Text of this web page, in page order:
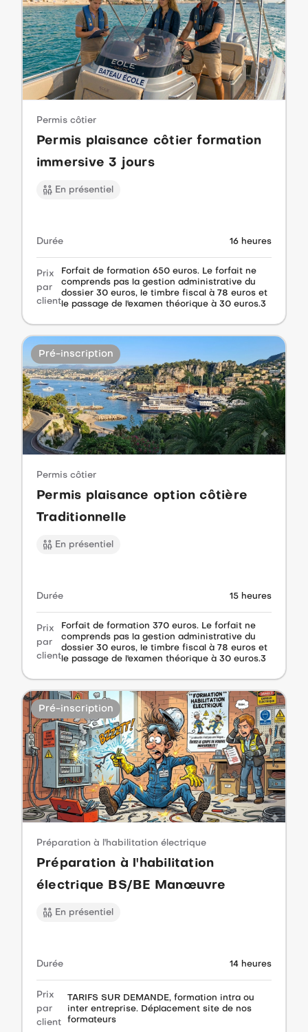
Permis côtier
Permis plaisance côtier formation
immersive 3 jours
En présentiel
Durée 16 heures
Prix
par
client
Forfait de formation 650 euros. Le forfait ne
comprends pas la gestion administrative du
dossier 30 euros, le timbre fiscal à 78 euros et
le passage de l'examen théorique à 30 euros.3
Pré-inscription
Permis côtier
Permis plaisance option côtière
Traditionnelle
En présentiel
Durée 15 heures
Prix
par
client
Forfait de formation 370 euros. Le forfait ne
comprends pas la gestion administrative du
dossier 30 euros, le timbre fiscal à 78 euros et
le passage de l'examen théorique à 30 euros.3
Pré-inscription
Préparation à l'habilitation électrique
Préparation à l'habilitation
électrique BS/BE Manœuvre
En présentiel
Durée 14 heures
Prix
par
client
TARIFS SUR DEMANDE, formation intra ou
inter entreprise. Déplacement site de nos
formateurs